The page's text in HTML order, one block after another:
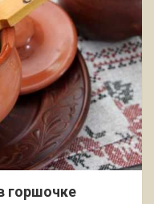
горшочке